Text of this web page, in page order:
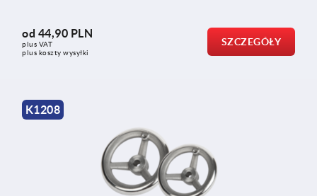
od 44,90 PLN
plus VAT
plus koszty wysyłki
SZCZEGÓŁY
K1208